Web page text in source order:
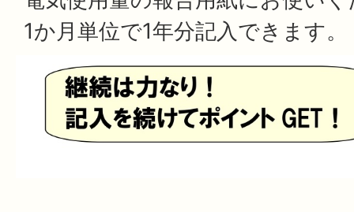
1か月単位で1年分記入できます。